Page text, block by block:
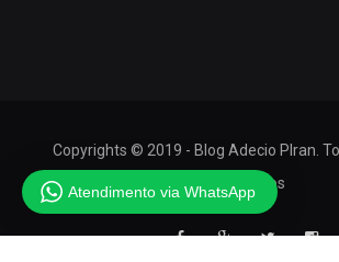
Copyrights © 2019 - Blog Adecio PIran.
reservados
Atendimento via WhatsApp